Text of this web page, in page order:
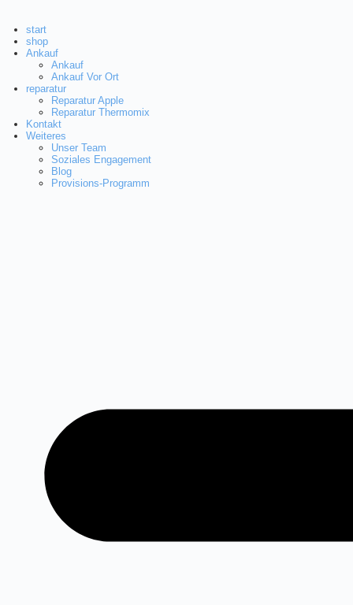
start
shop
Ankauf
Ankauf
Ankauf Vor Ort
reparatur
Reparatur Apple
Reparatur Thermomix
Kontakt
Weiteres
Unser Team
Soziales Engagement
Blog
Provisions-Programm